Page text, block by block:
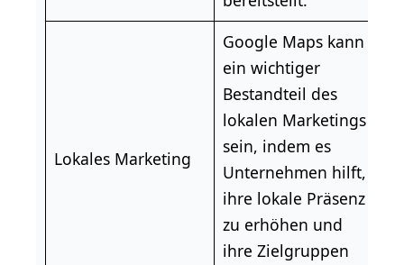
Lokales Marketing
Google Maps kann
ein wichtiger
Bestandteil des
lokalen Marketings
sein, indem es
Unternehmen hilft,
ihre lokale Präsenz
zu erhöhen und
ihre Zielgruppen